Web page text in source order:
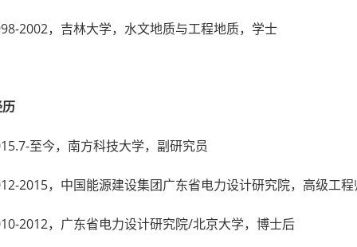
2002，吉林大学，水文地质与工程地质，学士
至今，南方科技大学，副研究员
2015，中国能源建设集团广东省电力设计研究院，高级工程
2012，广东省电力设计研究院/北京大学，博士后